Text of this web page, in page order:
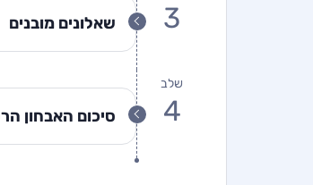
שאלונים מובנים 3
סיכום האבחון
שלב
4